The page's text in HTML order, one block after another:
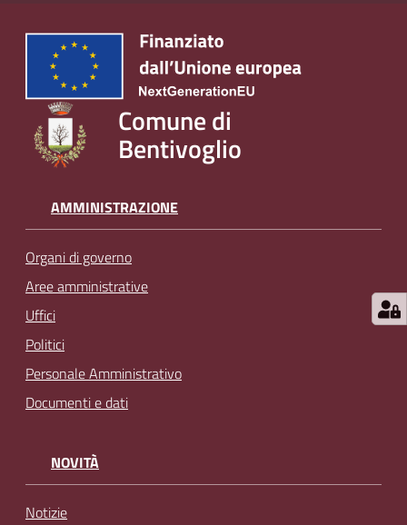
Seguici
su
Comune di
Bentivoglio
AMMINISTRAZIONE
Organi di governo
Aree amministrative
Uffici
Politici
Personale Amministrativo
Documenti e dati
NOVITÀ
Notizie